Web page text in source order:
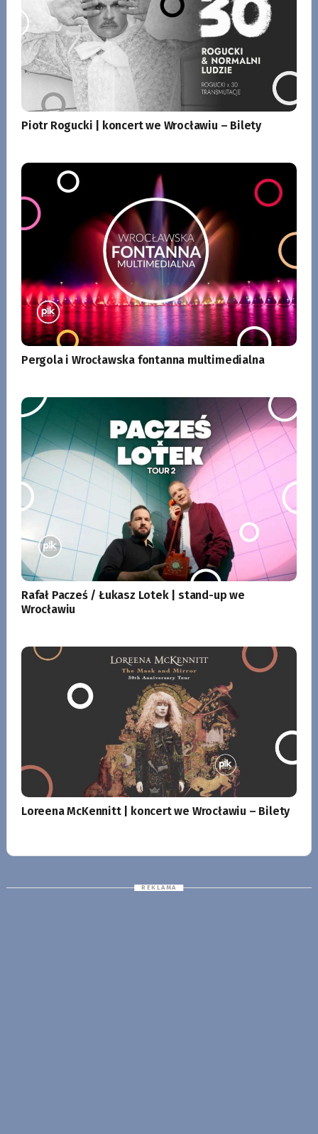
Piotr Rogucki | koncert we Wrocławiu – Bilety
Pergola i Wrocławska fontanna multimedialna
Rafał Pacześ / Łukasz Lotek | stand-up we
Wrocławiu
Loreena McKennitt | koncert we Wrocławiu – Bilety